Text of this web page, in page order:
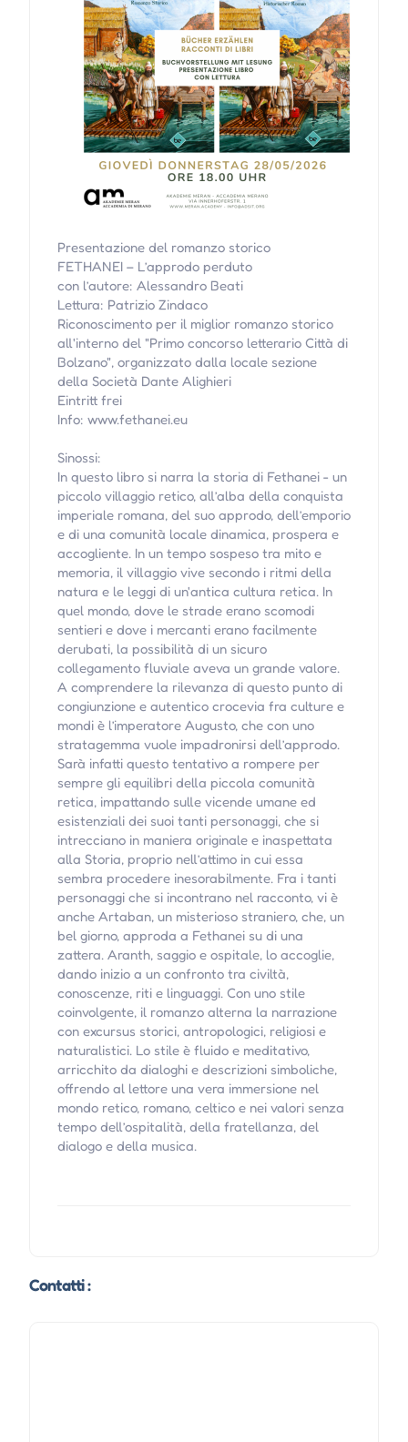
Presentazione del romanzo storico
FETHANEI – L’approdo perduto
con l’autore: Alessandro Beati
Lettura: Patrizio Zindaco
Riconoscimento per il miglior romanzo storico
all'interno del "Primo concorso letterario Città di
Bolzano", organizzato dalla locale sezione
della Società Dante Alighieri
Eintritt frei
Info: www.fethanei.eu
Sinossi:
In questo libro si narra la storia di Fethanei - un
piccolo villaggio retico, all’alba della conquista
imperiale romana, del suo approdo, dell’emporio
e di una comunità locale dinamica, prospera e
accogliente. In un tempo sospeso tra mito e
memoria, il villaggio vive secondo i ritmi della
natura e le leggi di un'antica cultura retica. In
quel mondo, dove le strade erano scomodi
sentieri e dove i mercanti erano facilmente
derubati, la possibilità di un sicuro
collegamento fluviale aveva un grande valore.
A comprendere la rilevanza di questo punto di
congiunzione e autentico crocevia fra culture e
mondi è l’imperatore Augusto, che con uno
stratagemma vuole impadronirsi dell’approdo.
Sarà infatti questo tentativo a rompere per
sempre gli equilibri della piccola comunità
retica, impattando sulle vicende umane ed
esistenziali dei suoi tanti personaggi, che si
intrecciano in maniera originale e inaspettata
alla Storia, proprio nell’attimo in cui essa
sembra procedere inesorabilmente. Fra i tanti
personaggi che si incontrano nel racconto, vi è
anche Artaban, un misterioso straniero, che, un
bel giorno, approda a Fethanei su di una
zattera. Aranth, saggio e ospitale, lo accoglie,
dando inizio a un confronto tra civiltà,
conoscenze, riti e linguaggi. Con uno stile
coinvolgente, il romanzo alterna la narrazione
con excursus storici, antropologici, religiosi e
naturalistici. Lo stile è fluido e meditativo,
arricchito da dialoghi e descrizioni simboliche,
offrendo al lettore una vera immersione nel
mondo retico, romano, celtico e nei valori senza
tempo dell’ospitalità, della fratellanza, del
dialogo e della musica.
Contatti :